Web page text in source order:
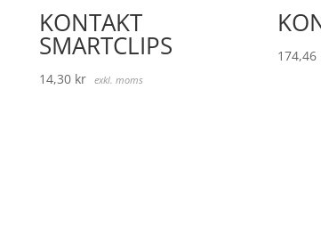
KONTAKT
SMARTCLIPS
14,30 kr exkl. moms
174,46